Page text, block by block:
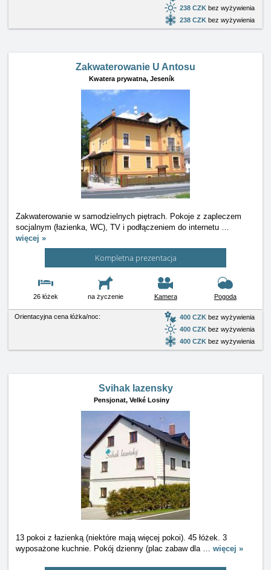
238 CZK bez wyżywienia
238 CZK bez wyżywienia
Zakwaterowanie U Antosu
Kwatera prywatna, Jeseník
Zakwaterowanie w samodzielnych piętrach. Pokoje z zapleczem
socjalnym (łazienka, WC), TV i podłączeniem do internetu …
więcej »
Kompletna prezentacja
26 łóżek na życzenie Kamera Pogoda
Orientacyjna cena łóżka/noc: 400 CZK bez wyżywienia
400 CZK bez wyżywienia
400 CZK bez wyżywienia
Svihak lazensky
Pensjonat, Velké Losiny
13 pokoi z łazienką (niektóre mają więcej pokoi). 45 łóżek. 3
wyposażone kuchnie. Pokój dzienny (plac zabaw dla … więcej »